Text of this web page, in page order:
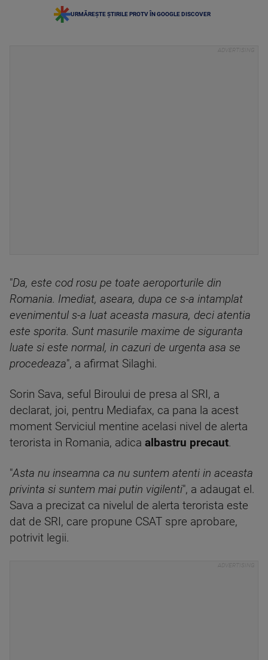
URMĂREȘTE ȘTIRILE PROTV ÎN GOOGLE DISCOVER
"Da, este cod rosu pe toate aeroporturile din
Romania. Imediat, aseara, dupa ce s-a intamplat
evenimentul s-a luat aceasta masura, deci atentia
este sporita. Sunt masurile maxime de siguranta
luate si este normal, in cazuri de urgenta asa se
procedeaza", a afirmat Silaghi.
Sorin Sava, seful Biroului de presa al SRI, a
declarat, joi, pentru Mediafax, ca pana la acest
moment Serviciul mentine acelasi nivel de alerta
terorista in Romania, adica albastru precaut.
"Asta nu inseamna ca nu suntem atenti in aceasta
privinta si suntem mai putin vigilenti", a adaugat el.
Sava a precizat ca nivelul de alerta terorista este
dat de SRI, care propune CSAT spre aprobare,
potrivit legii.